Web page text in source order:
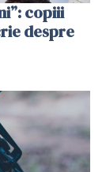
copiii
despre